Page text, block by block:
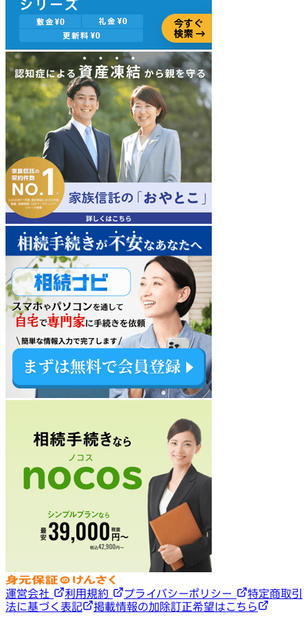
運営会社 利用規約 プライバシーポリシー
特定商取引
法に基づく表記
掲載情報の加除訂正希望はこちら